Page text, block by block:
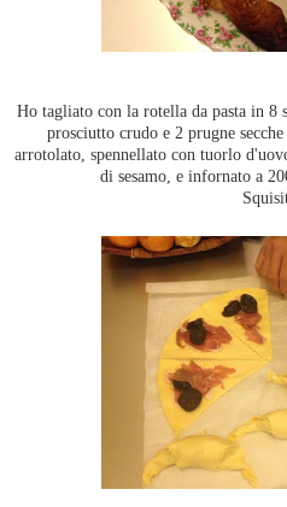
Ho tagliato con la rotella da pasta in
prosciutto crudo e 2 prugne
arrotolato, spennellato con tuorlo
di sesamo, e infornato a